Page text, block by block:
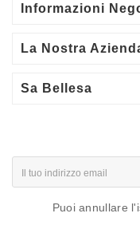
Informazioni
La Nostra
Sa Bellesa
Puoi annullare